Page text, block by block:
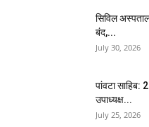
सिविल
बंद,...
July 30, 2026
पांवटा साहिब:
उपाध्यक्ष...
July 25, 2026